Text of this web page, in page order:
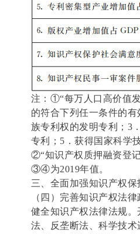
注：①“每万人口高价值
的符合下列任一条件的
族专利权的发明专利；3
专利；5．获得国家科学
②“知识产权质押融资登
③④为2019年值。
三、全面加强知识产权
（四）完善知识产权法
健全知识产权法律法规
法、反垄断法、科学技